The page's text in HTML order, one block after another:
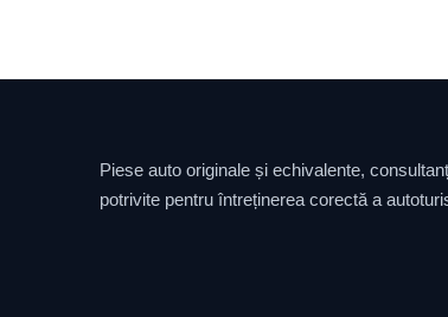
Piese auto originale și echivalente,
potrivite pentru întreținerea corectă a